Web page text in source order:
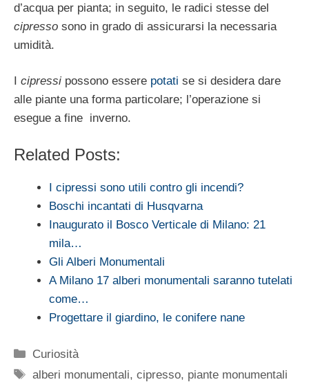
d’acqua per pianta; in seguito, le radici stesse del
cipresso sono in grado di assicurarsi la necessaria
umidità.
I cipressi possono essere potati se si deside­ra dare
alle piante una forma particolare; l’operazione si
esegue a fine inverno.
Related Posts:
I cipressi sono utili contro gli incendi?
Boschi incantati di Husqvarna
Inaugurato il Bosco Verticale di Milano: 21
mila…
Gli Alberi Monumentali
A Milano 17 alberi monumentali saranno tutelati
come…
Progettare il giardino, le conifere nane
Categorie
Curiosità
Tag
alberi monumentali,cipresso, piante monumentali